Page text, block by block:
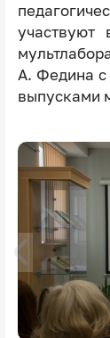
участвуют
А. Федина с
выпусками